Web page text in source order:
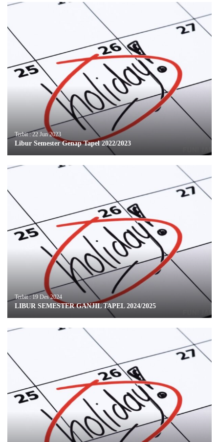
Terbit : 22 Jun 2023
Libur Semester Genap Tapel 2022/2023
Terbit : 19 Des 2024
LIBUR SEMESTER GANJIL TAPEL 2024/2025